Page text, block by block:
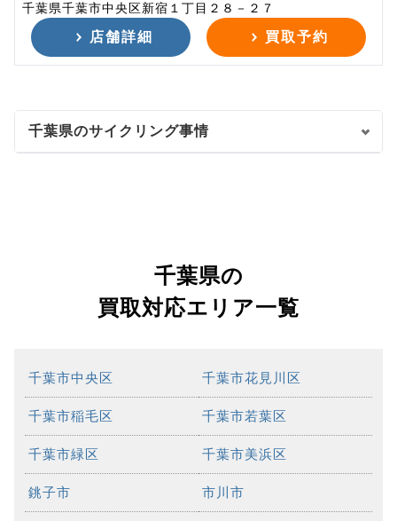
千葉県千葉市中央区新宿１丁目２８－２７
店舗詳細 買取予約
千葉県のサイクリング事情
千葉県の
買取対応エリア一覧
千葉市中央区 千葉市花見川区
千葉市稲毛区 千葉市若葉区
千葉市緑区 千葉市美浜区
銚子市 市川市